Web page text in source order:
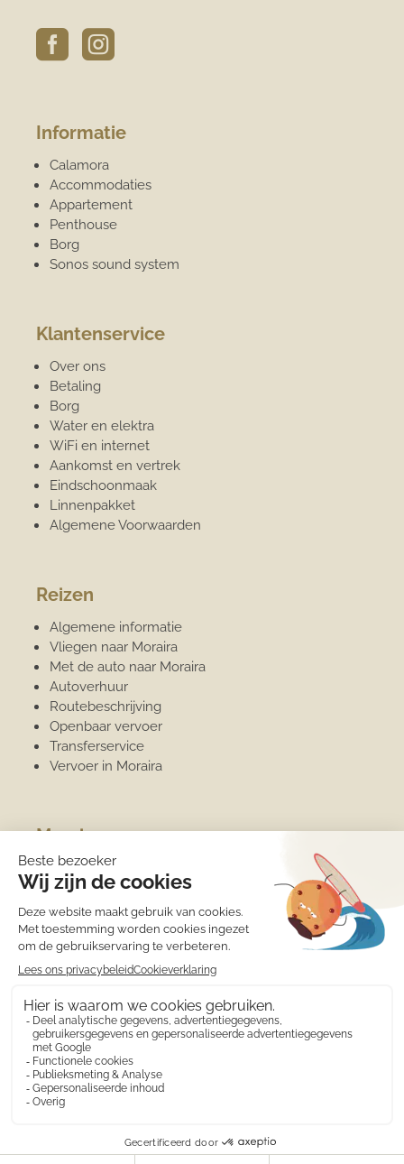
 
Informatie
Calamora
Accommodaties
Appartement
Penthouse
Borg
Sonos sound system
Klantenservice
Over ons
Betaling
Borg
Water en elektra
WiFi en internet
Aankomst en vertrek
Eindschoonmaak
Linnenpakket
Algemene Voorwaarden
Reizen
Algemene informatie
Vliegen naar Moraira
Met de auto naar Moraira
Autoverhuur
Routebeschrijving
Openbaar vervoer
Transferservice
Vervoer in Moraira
Moraira
Algemene informatie
Overwinteren
Jachthaven
Sport
Strand
Het weer
Eten en drinken
Winkels
Wat is er te doen?
Costa Blanca
© 2010 - 2026 Calamora appartementen verhuur